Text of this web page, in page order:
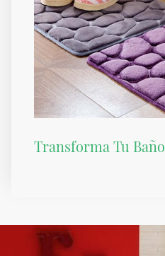
Transforma Tu